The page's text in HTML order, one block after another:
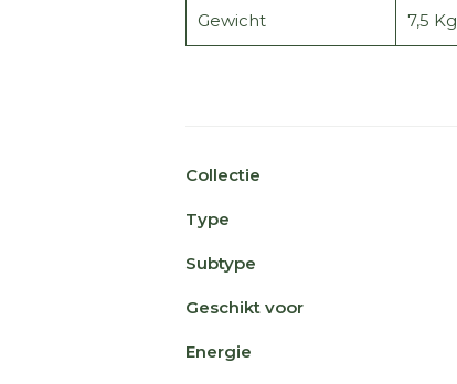
Gewicht 7,5 Kg
Collectie
Type
Subtype
Geschikt voor
Energie